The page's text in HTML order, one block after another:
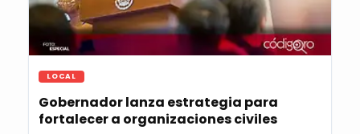
LOCAL
Gobernador lanza estrategia para
fortalecer a organizaciones civiles